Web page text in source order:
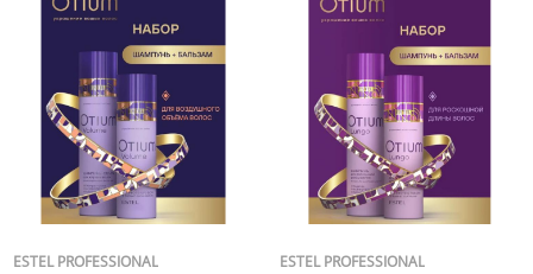
ESTEL PROFESSIONAL ESTEL PROFESSIONAL